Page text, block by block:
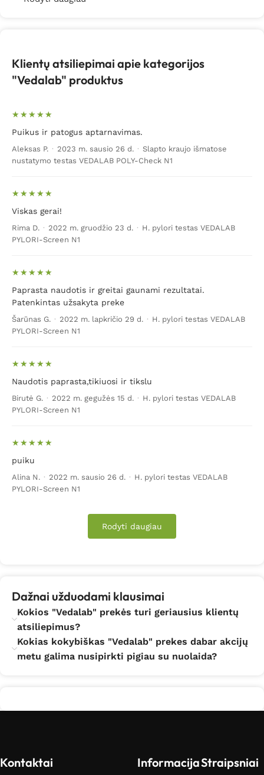
Klientų atsiliepimai apie kategorijos
"Vedalab" produktus
Puikus ir patogus aptarnavimas.
Aleksas P. · 2023 m. sausio 26 d. · Slapto kraujo išmatose
nustatymo testas VEDALAB POLY-Check N1
Viskas gerai!
Rima D. · 2022 m. gruodžio 23 d. · H. pylori testas VEDALAB
PYLORI-Screen N1
Paprasta naudotis ir greitai gaunami rezultatai.
Patenkintas užsakyta preke
Šarūnas G. · 2022 m. lapkričio 29 d. · H. pylori testas VEDALAB
PYLORI-Screen N1
Naudotis paprasta,tikiuosi ir tikslu
Birutė G. · 2022 m. gegužės 15 d. · H. pylori testas VEDALAB
PYLORI-Screen N1
puiku
Alina N. · 2022 m. sausio 26 d. · H. pylori testas VEDALAB
PYLORI-Screen N1
Rodyti daugiau
Dažnai užduodami klausimai
Kokios "Vedalab" prekės turi geriausius klientų
atsiliepimus?
Kokias kokybiškas "Vedalab" prekes dabar akcijų
metu galima nusipirkti pigiau su nuolaida?
Kontaktai InformacijaStraipsniai